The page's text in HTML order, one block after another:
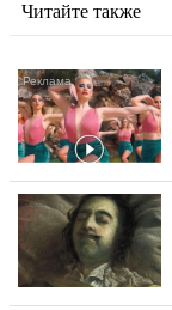
Читайте также